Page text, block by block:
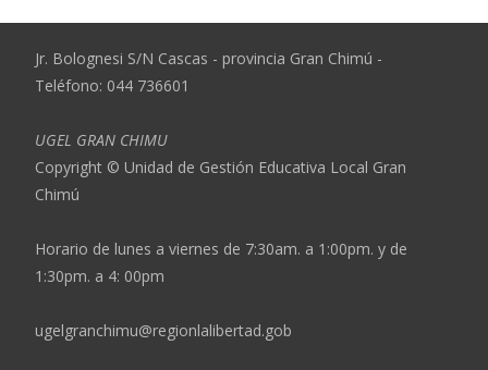
Jr. Bolognesi S/N Cascas - provincia Gran Chimú -
Teléfono: 044 736601
UGEL GRAN CHIMU
Copyright © Unidad de Gestión Educativa Local Gran
Chimú
Horario de lunes a viernes de 7:30am. a 1:00pm. y de
1:30pm. a 4: 00pm
ugelgranchimu@regionlalibertad.gob